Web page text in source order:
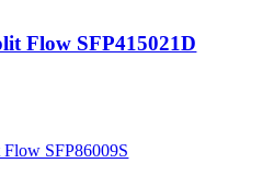
Flow SFP415021D